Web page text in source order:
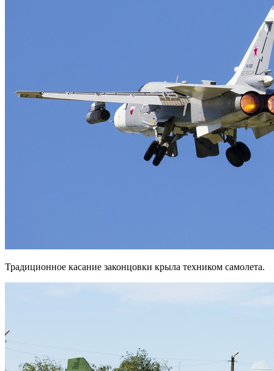
Традиционное касание законцовки крыла техником самолета.